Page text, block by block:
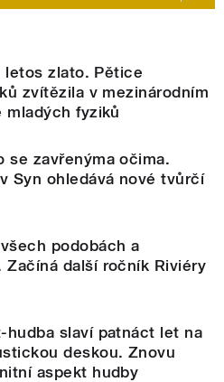
letos zlato. Pětice
zvítězila v mezinárodním
mladých fyziků
se zavřenýma očima.
Syn ohledává nové tvůrčí
podobách a
Začíná další ročník Riviéry
hudba slaví patnáct let na
deskou. Znovu
aspekt hudby